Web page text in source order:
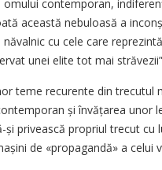
contemporan,
această nebuloasă a
cu cele care
unei elite tot mai
teme recurente din trecutul
și învățarea unor
privească propriul trecut
de «propagandă» a celui